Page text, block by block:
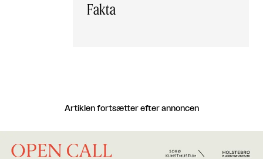
Fakta
Artiklen fortsætter efter annoncen